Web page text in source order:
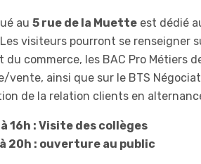
au 5 rue de la Muette est dédié
visiteurs pourront se renseigner
du commerce, les BAC Pro Métiers
vente, ainsi que sur le BTS
de la relation clients en
16h : Visite des collèges
20h : ouverture au public